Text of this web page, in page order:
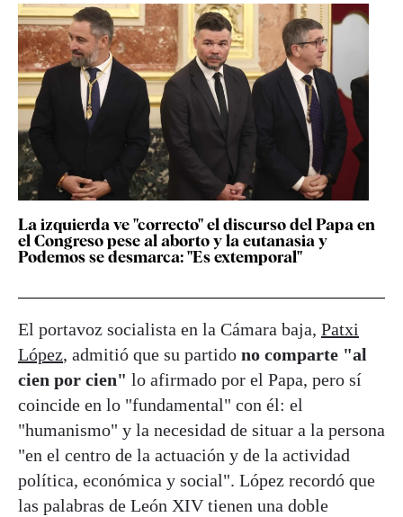
La izquierda ve "correcto" el discurso del Papa en
el Congreso pese al aborto y la eutanasia y
Podemos se desmarca: "Es extemporal"
El portavoz socialista en la Cámara baja, Patxi
López, admitió que su partido no comparte "al
cien por cien" lo afirmado por el Papa, pero sí
coincide en lo "fundamental" con él: el
"humanismo" y la necesidad de situar a la persona
"en el centro de la actuación y de la actividad
política, económica y social". López recordó que
las palabras de León XIV tienen una doble